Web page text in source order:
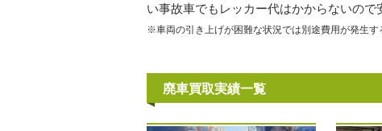
い事故車でもレッカー代はかからないので
※車両の引き上げが困難な状況では別途費用が発生す
廃車買取実績一覧